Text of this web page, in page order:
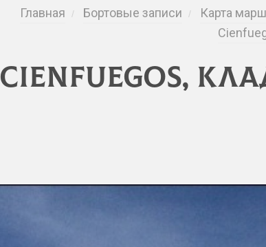
Главная / Бортовые записи / Карта
Cienfuegos,